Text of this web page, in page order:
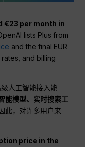
€23 per month in
lists Plus from
and the final EUR
and billing
人工智能接入能
能模型、实时搜索工
因此，对许多用户来
price in the